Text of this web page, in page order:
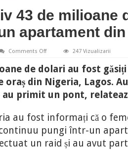
43 de milioane
apartament
Comments Offon
43
de
milioane
de
dolari
au
într-
un
apartament
din
Nigeria
247 Vizualizarii
de dolari au fost
oraș din Nigeria, Lagos.
au primit un pont,
au fost informați că o
pungi într-un
un raid și au avut